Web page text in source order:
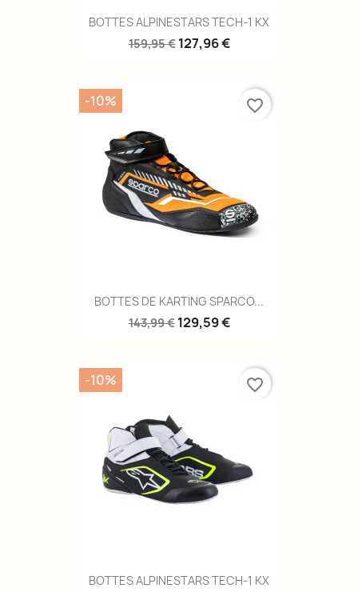
BOTTES ALPINESTARS TECH-1 KX
159,95 € 127,96 €
BOTTES DE KARTING SPARCO...
143,99 € 129,59 €
-10% favorite_border
BOTTES ALPINESTARS TECH-1 KX
-10% favorite_border